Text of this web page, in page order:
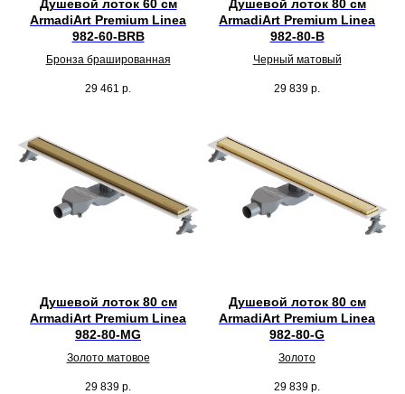
Душевой лоток 60 см
ArmadiArt Premium Linea
982-60-BRB
Бронза брашированная
29 461 р.
Душевой лоток 80 см
ArmadiArt Premium Linea
982-80-B
Черный матовый
29 839 р.
Душевой лоток 80 см
ArmadiArt Premium Linea
982-80-MG
Золото матовое
29 839 р.
Душевой лоток 80 см
ArmadiArt Premium Linea
982-80-G
Золото
29 839 р.